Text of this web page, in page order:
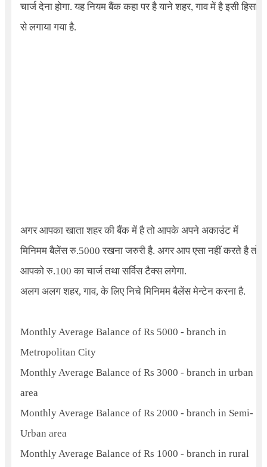
चार्ज देना होगा. यह नियम बैंक कहा पर है याने शहर, गाव में है इसी हिसाब
से लगाया गया है.
अगर आपका खाता शहर की बैंक में है तो आपके अपने अकाउंट में
मिनिमम बैलेंस रु.5000 रखना जरुरी है. अगर आप एसा नहीं करते है तो
आपको रु.100 का चार्ज तथा सर्विस टैक्स लगेगा.
अलग अलग शहर, गाव, के लिए निचे मिनिमम बैलेंस मेन्टेन करना है.
Monthly Average Balance of Rs 5000 - branch in
Metropolitan City
Monthly Average Balance of Rs 3000 - branch in urban
area
Monthly Average Balance of Rs 2000 - branch in Semi-
Urban area
Monthly Average Balance of Rs 1000 - branch in rural